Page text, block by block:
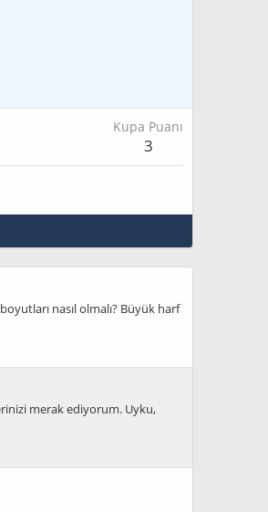
Kupa Puanı
3
nasıl olmalı? Büyük harf
merak ediyorum. Uyku,